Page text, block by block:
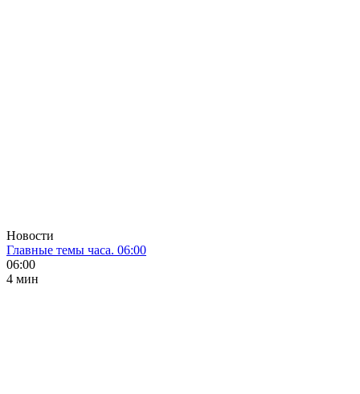
Новости
Главные темы часа. 06:00
06:00
4 мин